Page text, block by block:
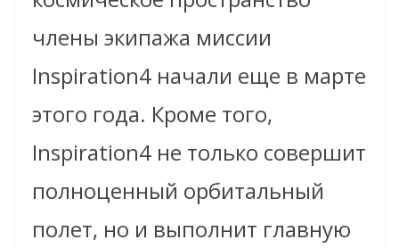
члены экипажа миссии
Inspiration4 начали еще в марте
этого года. Кроме того,
Inspiration4 не только совершит
полноценный орбитальный
полет, но и выполнит главную